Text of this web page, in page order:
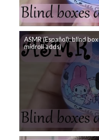
ASMR (Español): blind
midroll adds)